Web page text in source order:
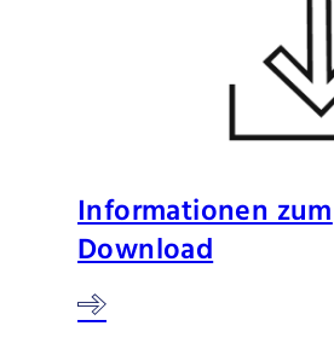
Informationen zum
Download